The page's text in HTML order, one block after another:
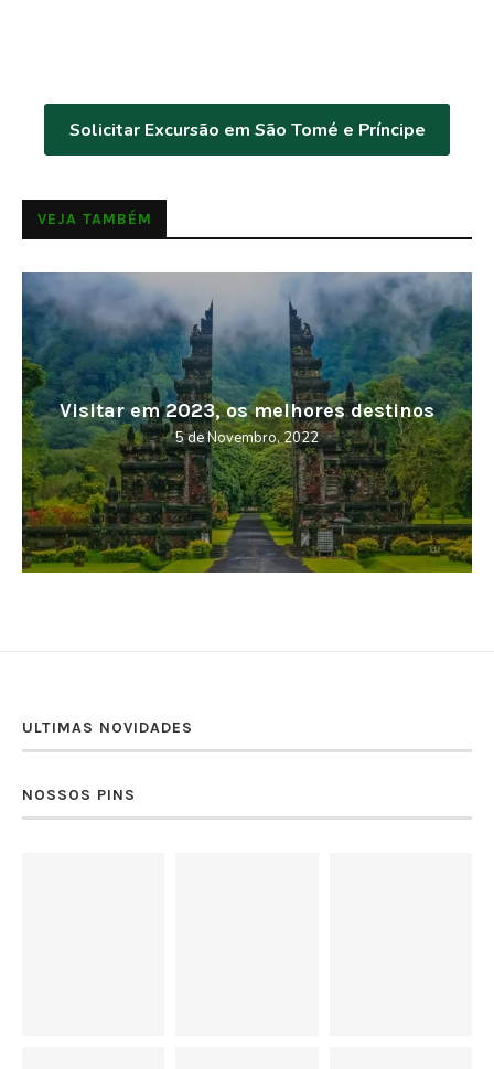
Solicitar Excursão em São Tomé e Príncipe
VEJA TAMBÉM
Visitar em 2023, os melhores destinos
5 de Novembro, 2022
ULTIMAS NOVIDADES
NOSSOS PINS